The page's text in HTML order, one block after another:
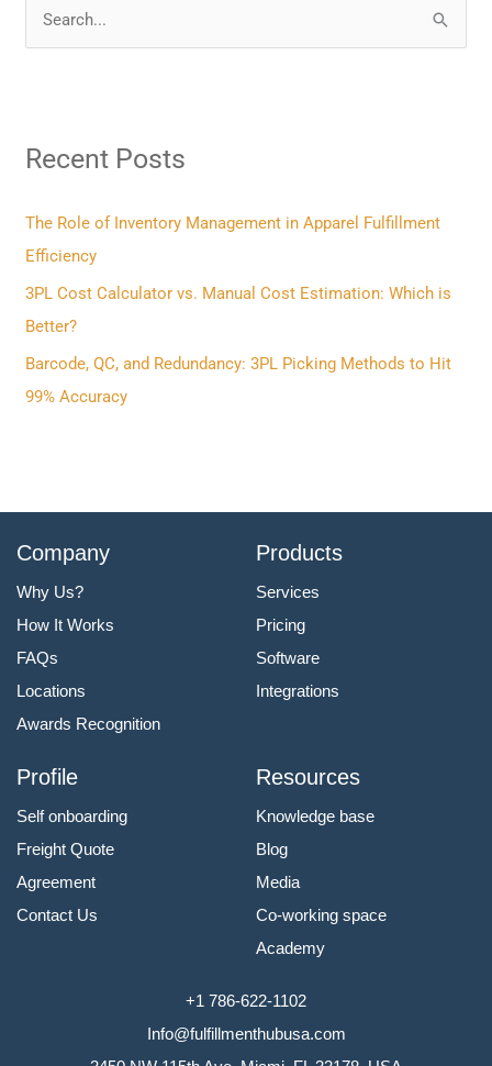
c
f
o
r
:
Recent Posts
The Role of Inventory Management in Apparel Fulfillment
Efficiency
3PL Cost Calculator vs. Manual Cost Estimation: Which is
Better?
Barcode, QC, and Redundancy: 3PL Picking Methods to Hit
99% Accuracy
Company
Why Us?
How It Works
FAQs
Locations
Awards Recognition
Products
Services
Pricing
Software
Integrations
Profile
Self onboarding
Freight Quote
Agreement
Contact Us
Resources
Knowledge base
Blog
Media
Co-working space
Academy
+1 786-622-1102
Info@fulfillmenthubusa.com